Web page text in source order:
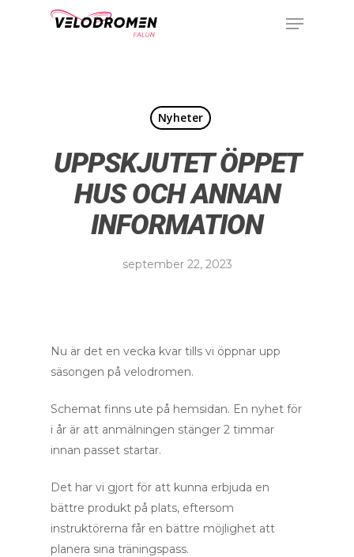
Nyheter
UPPSKJUTET ÖPPET
HUS OCH ANNAN
INFORMATION
september 22, 2023
Nu är det en vecka kvar tills vi öppnar upp
säsongen på velodromen.
Schemat finns ute på hemsidan. En nyhet för
i år är att anmälningen stänger 2 timmar
innan passet startar.
Det har vi gjort för att kunna erbjuda en
bättre produkt på plats, eftersom
instruktörerna får en bättre möjlighet att
planera sina träningspass.